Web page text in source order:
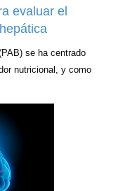
evaluar el
se ha centrado
nutricional, y como